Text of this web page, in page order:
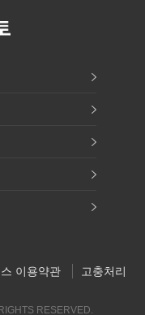
이용약관
고충처리
RESERVED.